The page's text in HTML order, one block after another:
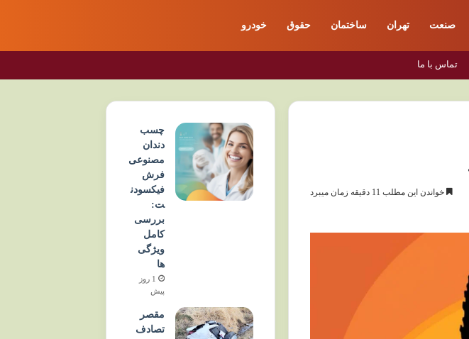
صنعت تهران ساختمان حقوق خودرو
تماس با ما
خواندن این مطلب 11 دقیقه زمان میبرد
چسب
دندان
مصنوعی
فرش
فیکسودن
ت:
بررسی
کامل
ویژگی
ها
1 روز
پیش
مقصر
تصادف